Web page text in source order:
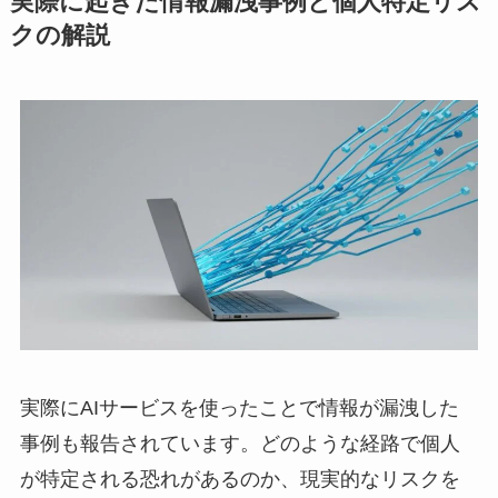
クの解説
実際にAIサービスを使ったことで情報が漏洩した
事例も報告されています。どのような経路で個人
が特定される恐れがあるのか、現実的なリスクを